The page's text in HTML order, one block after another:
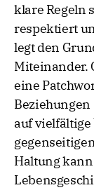
klare Regeln
respektiert
legt den
Miteinander.
eine
auf
Haltung